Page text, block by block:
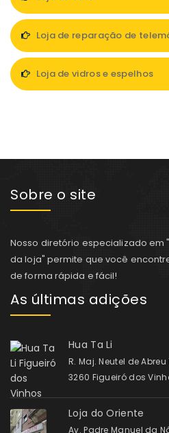
Loja de reparação de
Loja de vidros e espelhos
Sobre o site
Nosso diretório especializado em
da loja" permite que você
de forma rápida e fácil!
As últimas adições
Hua Ta Li
R. Maj. Neutel de Abreu
3260 Figueiró dos
Loja do Oriente
Av. Padre Manuel da